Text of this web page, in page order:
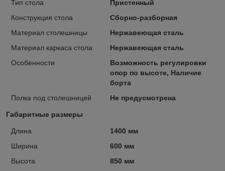
Тип стола
Пристенный
Конструкция стола
Сборно-разборная
Материал столешницы
Нержавеющая сталь
Материал каркаса стола
Нержавеющая сталь
Особенности
Возможность регулировки
опор по высоте, Наличие
борта
Полка под столешницей
Не предусмотрена
Габаритные размеры
Длина
1400 мм
Ширина
600 мм
Высота
850 мм